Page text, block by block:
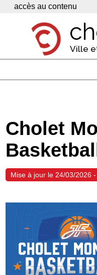
Panneau de gestion des cookies
accès au contenu
Ville
Economie
Services
Contacts
Cholet
Basketball
Mise à jour le 24/03/2026